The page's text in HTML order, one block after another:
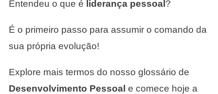
Entendeu o que é liderança pessoal?
É o primeiro passo para assumir o comando da
sua própria evolução!
Explore mais termos do nosso glossário de
Desenvolvimento Pessoal e comece hoje a